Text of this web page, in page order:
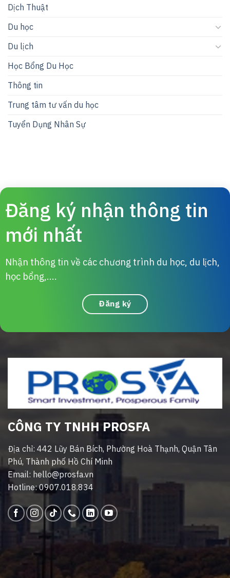
Dịch Thuật
Du học
Du lịch
Học Bổng Du Học
Thông tin
Trung tâm tư vấn du học
Tuyển Dụng Nhân Sự
Đăng ký nhận thông tin
mới nhất
Nhận thông tin về các chương trình du học, du lịch,
học bổng,....
Đăng ký
CÔNG TY TNHH PROSFA
Địa chỉ: 442 Lũy Bán Bích, Phường Hoà Thạnh, Quận Tân
Phú, Thành phố Hồ Chí Minh
Email: hello@prosfa.vn
Hotline: 0907.018.834